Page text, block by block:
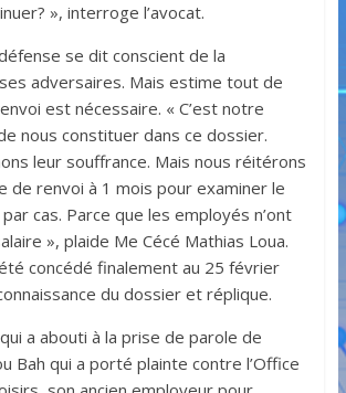
», interroge l’avocat.
se dit conscient de la
adversaires. Mais estime tout de
est nécessaire. « C’est notre
nous constituer dans ce dossier.
leur souffrance. Mais nous réitérons
de renvoi à 1 mois pour examiner le
cas. Parce que les employés n’ont
», plaide Me Cécé Mathias Loua.
concédé finalement au 25 février
du dossier et réplique.
a abouti à la prise de parole de
Bah qui a porté plainte contre l’Office